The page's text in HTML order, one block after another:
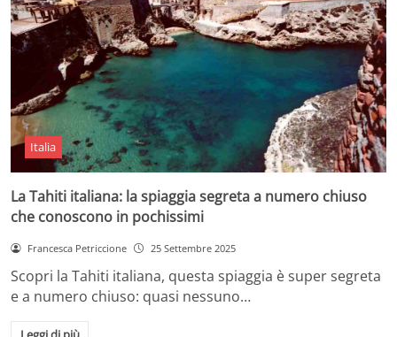
Italia
La Tahiti italiana: la spiaggia segreta a numero chiuso
che conoscono in pochissimi
Francesca Petriccione 25 Settembre 2025
Scopri la Tahiti italiana, questa spiaggia è super segreta
e a numero chiuso: quasi nessuno…